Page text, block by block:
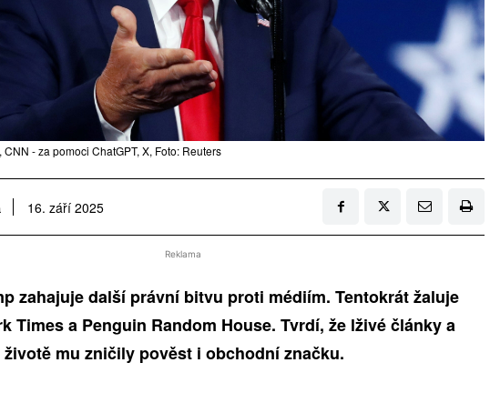
CNN - za pomoci ChatGPT, X, Foto: Reuters
16. září 2025
Reklama
zahajuje další právní bitvu proti médiím. Tentokrát žaluje
Times a Penguin Random House. Tvrdí, že lživé články a
mu zničily pověst i obchodní značku.